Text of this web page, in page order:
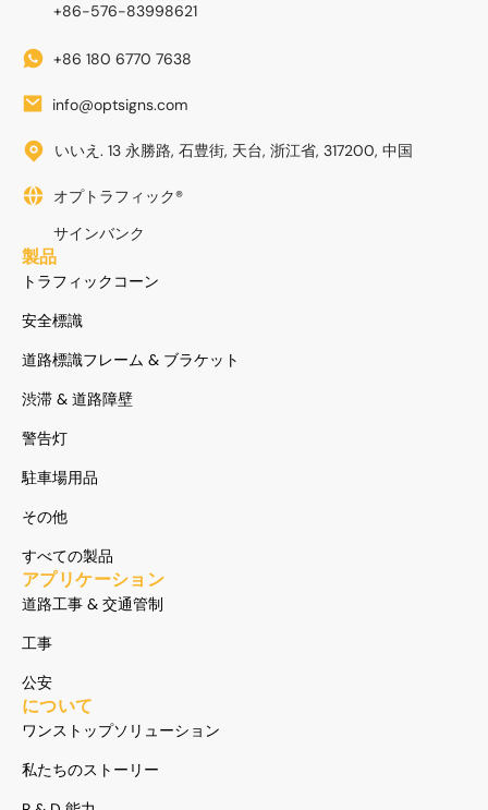
+86-576-83998621
+86 180 6770 7638
info@optsigns.com
いいえ. 13 永勝路, 石豊街, 天台, 浙江省, 317200, 中国
オプトラフィック®
サインバンク
製品
トラフィックコーン
安全標識
道路標識フレーム & ブラケット
渋滞 & 道路障壁
警告灯
駐車場用品
その他
すべての製品
アプリケーション
道路工事 & 交通管制
工事
公安
について
ワンストップソリューション
私たちのストーリー